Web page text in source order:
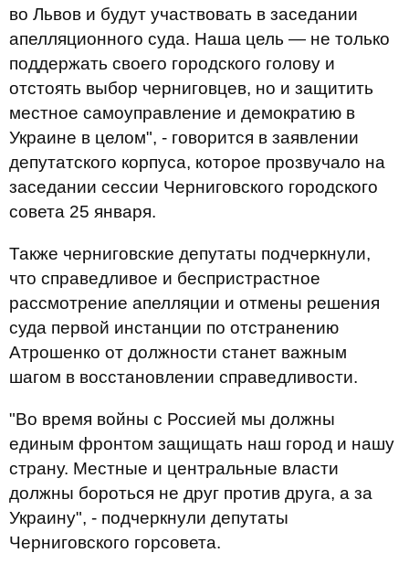
во Львов и будут участвовать в заседании
апелляционного суда. Наша цель — не только
поддержать своего городского голову и
отстоять выбор черниговцев, но и защитить
местное самоуправление и демократию в
Украине в целом", - говорится в заявлении
депутатского корпуса, которое прозвучало на
заседании сессии Черниговского городского
совета 25 января.
Также черниговские депутаты подчеркнули,
что справедливое и беспристрастное
рассмотрение апелляции и отмены решения
суда первой инстанции по отстранению
Атрошенко от должности станет важным
шагом в восстановлении справедливости.
"Во время войны с Россией мы должны
единым фронтом защищать наш город и нашу
страну. Местные и центральные власти
должны бороться не друг против друга, а за
Украину", - подчеркнули депутаты
Черниговского горсовета.